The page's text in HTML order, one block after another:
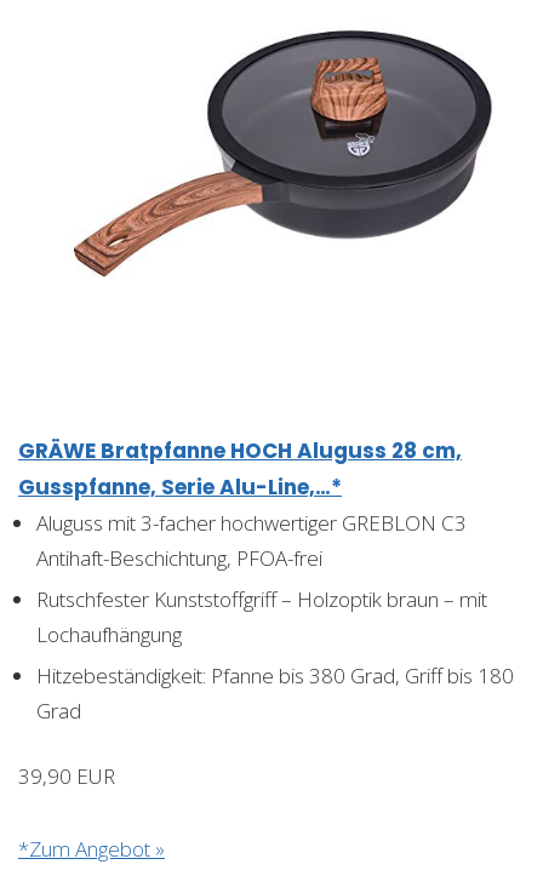
GRÄWE Bratpfanne HOCH Aluguss 28 cm,
Gusspfanne, Serie Alu-Line,…*
Aluguss mit 3-facher hochwertiger GREBLON C3
Antihaft-Beschichtung, PFOA-frei
Rutschfester Kunststoffgriff – Holzoptik braun – mit
Lochaufhängung
Hitzebeständigkeit: Pfanne bis 380 Grad, Griff bis 180
Grad
39,90 EUR
*Zum Angebot »